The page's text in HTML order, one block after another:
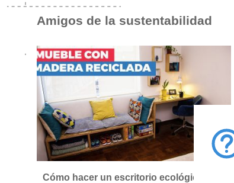
Amigos de la sustentabilidad
Cómo hacer un escritorio ecológico con